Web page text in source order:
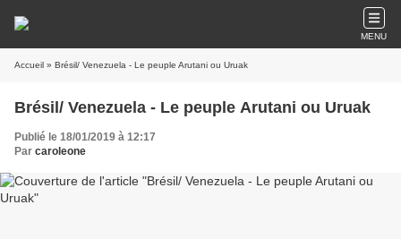
MENU
Accueil » Brésil/ Venezuela - Le peuple Arutani ou Uruak
Brésil/ Venezuela - Le peuple Arutani ou Uruak
Publié le 18/01/2019 à 12:17
Par caroleone